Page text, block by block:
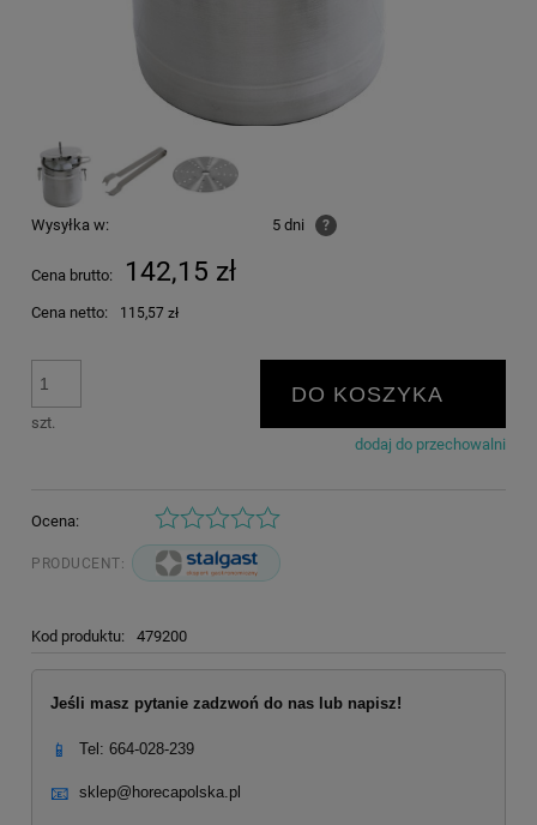
Wysyłka w: 5 dni ?
Cena brutto: 142,15 zł
Cena netto: 115,57 zł
szt.
DO KOSZYKA
dodaj do przechowalni
Ocena:
PRODUCENT:
Kod produktu: 479200
Jeśli masz pytanie zadzwoń do nas lub napisz!
📱 Tel: 664-028-239
📧 sklep@horecapolska.pl